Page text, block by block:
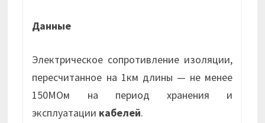
Данные
Электрическое сопротивление изоляции,
пересчитанное на 1км длины — не менее
150МОм на период хранения и
эксплуатации кабелей.